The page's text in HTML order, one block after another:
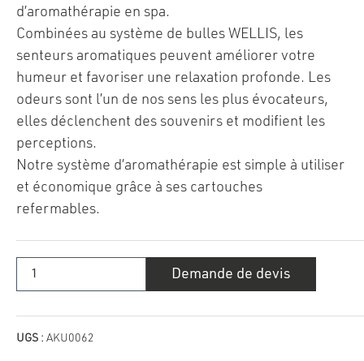
d’aromathérapie en spa.
Combinées au système de bulles WELLIS, les
senteurs aromatiques peuvent améliorer votre
humeur et favoriser une relaxation profonde. Les
odeurs sont l’un de nos sens les plus évocateurs,
elles déclenchent des souvenirs et modifient les
perceptions.
Notre système d’aromathérapie est simple à utiliser
et économique grâce à ses cartouches
refermables.
Demande de devis
UGS : AKU0062